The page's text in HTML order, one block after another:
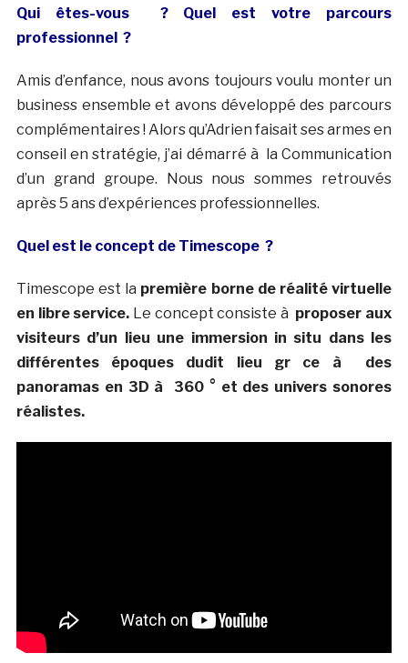
Qui êtes-vous ? Quel est votre parcours
professionnel ?
Amis d’enfance, nous avons toujours voulu monter un
business ensemble et avons développé des parcours
complémentaires ! Alors qu’Adrien faisait ses armes en
conseil en stratégie, j’ai démarré à la Communication
d’un grand groupe. Nous nous sommes retrouvés
après 5 ans d’expériences professionnelles.
Quel est le concept de Timescope ?
Timescope est la première borne de réalité virtuelle
en libre service. Le concept consiste à proposer aux
visiteurs d’un lieu une immersion in situ dans les
différentes époques dudit lieu gr ce à des
panoramas en 3D à 360 ° et des univers sonores
réalistes.